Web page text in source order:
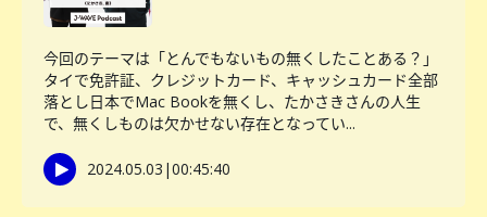
今回のテーマは「とんでもないもの無くしたことある？」
タイで免許証、クレジットカード、キャッシュカード全部
落とし日本でMac Bookを無くし、たかさきさんの人生
で、無くしものは欠かせない存在となってい...
2024.05.03 |00:45:40